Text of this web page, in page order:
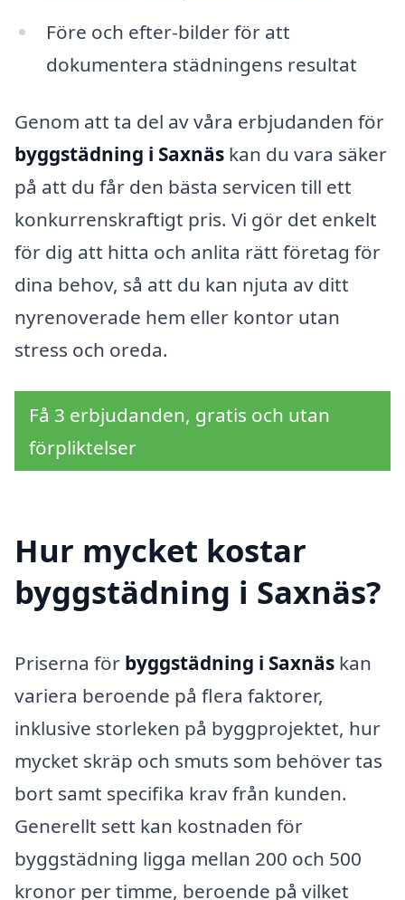
Före och efter-bilder för att
dokumentera städningens resultat
Genom att ta del av våra erbjudanden för
byggstädning i Saxnäs kan du vara säker
på att du får den bästa servicen till ett
konkurrenskraftigt pris. Vi gör det enkelt
för dig att hitta och anlita rätt företag för
dina behov, så att du kan njuta av ditt
nyrenoverade hem eller kontor utan
stress och oreda.
Få 3 erbjudanden, gratis och utan
förpliktelser
Hur mycket kostar
byggstädning i Saxnäs?
Priserna för byggstädning i Saxnäs kan
variera beroende på flera faktorer,
inklusive storleken på byggprojektet, hur
mycket skräp och smuts som behöver tas
bort samt specifika krav från kunden.
Generellt sett kan kostnaden för
byggstädning ligga mellan 200 och 500
kronor per timme, beroende på vilket